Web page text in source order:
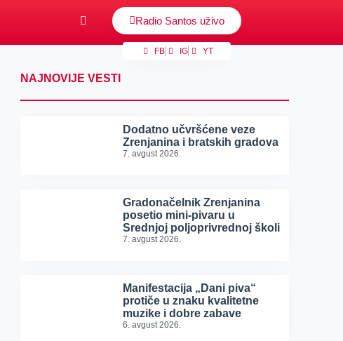
Radio Santos uživo
FB IG YT
NAJNOVIJE VESTI
Dodatno učvršćene veze
Zrenjanina i bratskih gradova
7. avgust 2026.
Gradonačelnik Zrenjanina
posetio mini-pivaru u
Srednjoj poljoprivrednoj školi
7. avgust 2026.
Manifestacija „Dani piva“
protiče u znaku kvalitetne
muzike i dobre zabave
6. avgust 2026.